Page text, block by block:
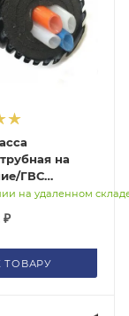
на
ГВС
безна удаленном
₽
ТОВАРУ